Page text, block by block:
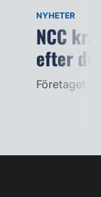
NYHETER
NCC
efter
Företaget